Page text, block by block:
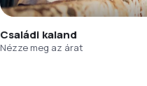
Családi kaland
Nézze meg az árat